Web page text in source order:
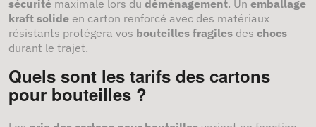
sécurité maximale lors du déménagement. Un emballage
kraft solide en carton renforcé avec des matériaux
résistants protégera vos bouteilles fragiles des chocs
durant le trajet.
Quels sont les tarifs des cartons
pour bouteilles ?